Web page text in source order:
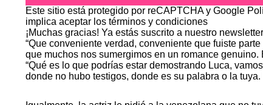
Este sitio está protegido por reCAPTCHA y Google
implica aceptar los términos y condiciones
¡Muchas gracias! Ya estás suscrito a nuestro newsletter
“Que conveniente verdad, conveniente que fuiste
que muchos nos sumergimos en un romance
“Qué es lo que podrías estar demostrando Luca,
donde no hubo testigos, donde es su palabra o la